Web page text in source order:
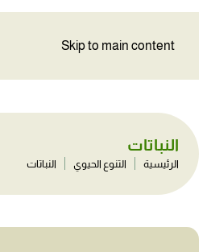
Skip to main content
النباتات
الرئيسية التنوع الحيوي النباتات